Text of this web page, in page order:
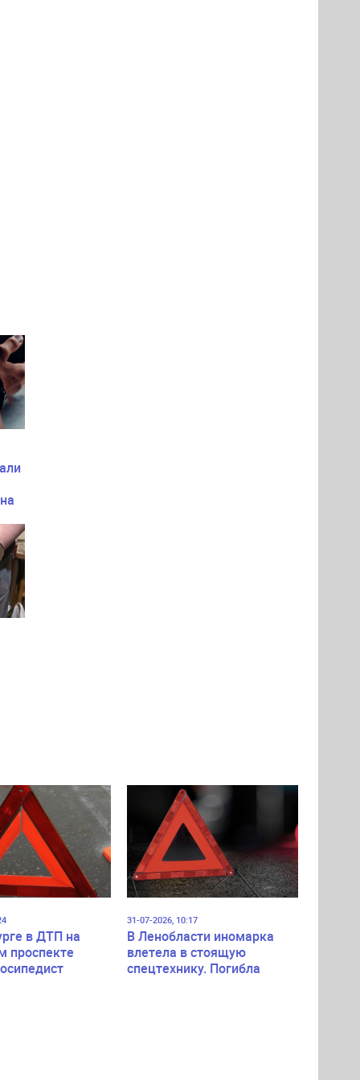
в ДТП на
проспекте
31-07-2026, 10:17
В Ленобласти иномарка
влетела в стоящую
спецтехнику. Погибла